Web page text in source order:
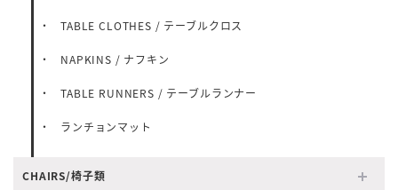
TABLE CLOTHES / テーブルクロス
NAPKINS / ナフキン
TABLE RUNNERS / テーブルランナー
ランチョンマット
CHAIRS/椅子類